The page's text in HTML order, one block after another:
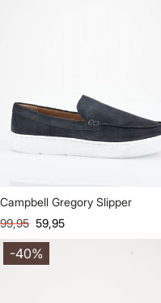
Campbell Gregory Slipper
99,95 59,95
-40%